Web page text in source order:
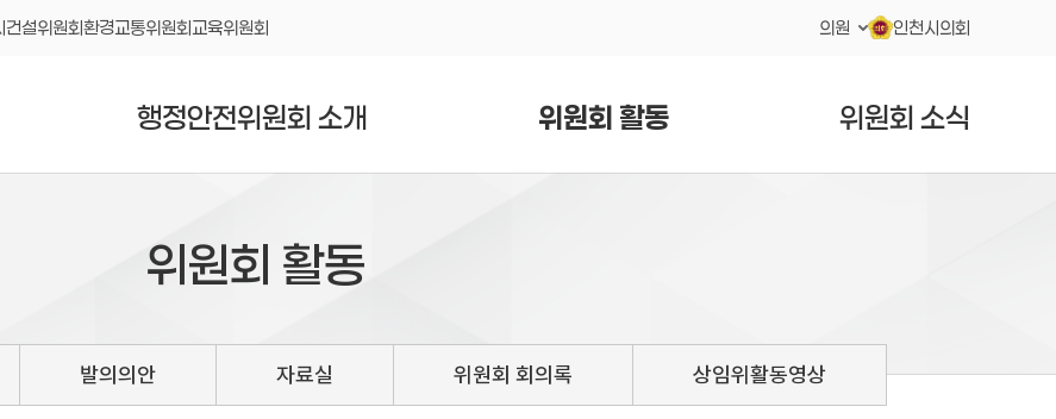
건설위원회환경교통위원회교육위원회 의원 인천시의회
행정안전위원회 소개 위원회 활동 위원회 소식
위원회 활동
발의의안 자료실 위원회 회의록 상임위활동영상